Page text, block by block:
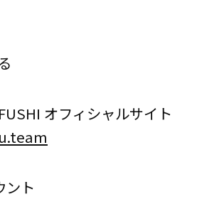
オフィシャルサイト
ト